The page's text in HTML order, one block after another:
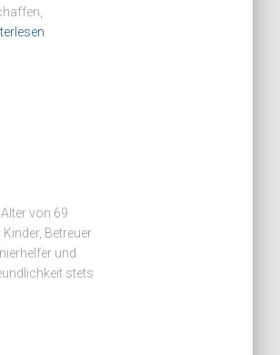
von 69
Betreuer
und
stets